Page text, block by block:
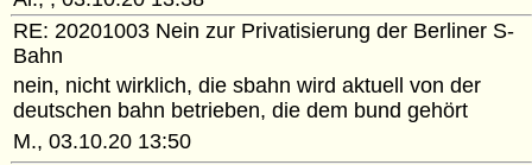
RE: 20201003 Nein zur Privatisierung der Berliner S-
Bahn
nein, nicht wirklich, die sbahn wird aktuell von der
deutschen bahn betrieben, die dem bund gehört
M., 03.10.20 13:50